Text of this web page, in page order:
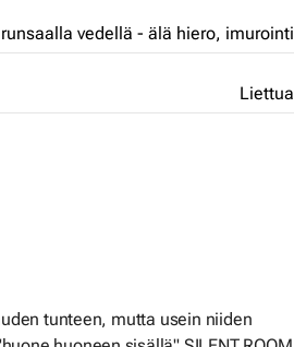
vedellä - älä hiero, imurointi
Liettua
tunteen, mutta usein niiden